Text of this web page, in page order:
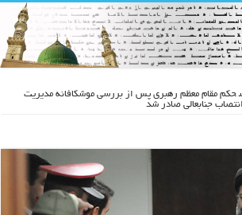
حکم مقام معظم رهبری پس از بررسی موشکافانه مدیریت
جنابعالی صادر شد